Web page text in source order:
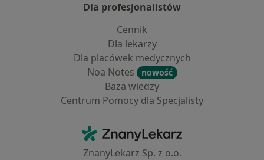
Dla profesjonalistów
Cennik
Dla lekarzy
Dla placówek medycznych
Noa Notes
nowość
Baza wiedzy
Centrum Pomocy dla Specjalisty
ZnanyLekarz - Strona główna
ZnanyLekarz Sp. z o.o.